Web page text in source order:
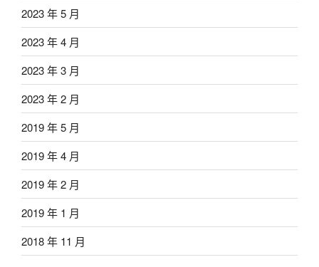
2023 年 5 月
2023 年 4 月
2023 年 3 月
2023 年 2 月
2019 年 5 月
2019 年 4 月
2019 年 2 月
2019 年 1 月
2018 年 11 月